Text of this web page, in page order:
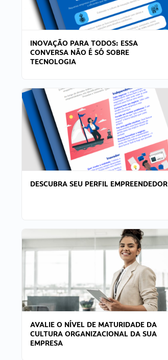
INOVAÇÃO PARA TODOS: ESSA
CONVERSA NÃO É SÓ SOBRE
TECNOLOGIA
DESCUBRA SEU PERFIL EMPREENDEDOR
AVALIE O NÍVEL DE MATURIDADE DA
CULTURA ORGANIZACIONAL DA SUA
EMPRESA